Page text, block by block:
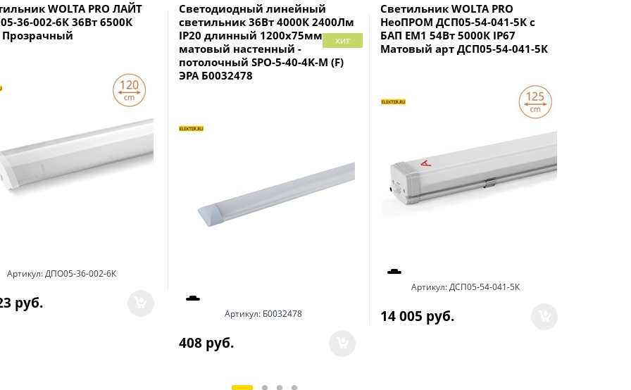
WOLTA PRO ЛАЙТ
36-002-6К 36Вт 6500К
Прозрачный
Артикул:ДПО05-36-002-6К
руб.
Светодиодный линейный
светильник 36Вт 4000К 2400Лм
IP20 длинный 1200x75мм
матовый настенный -
потолочный SPO-5-40-4K-M (F)
ЭРА Б0032478
Артикул: Б0032478
хит
408 руб.
Светильник WOLTA PRO
НеоПРОМ ДСП05-54-041-5К с
БАП EM1 54Вт 5000К IP67
Матовый арт ДСП05-54-041-5К
Артикул:ДСП05-54-041-5К
14 005 руб.